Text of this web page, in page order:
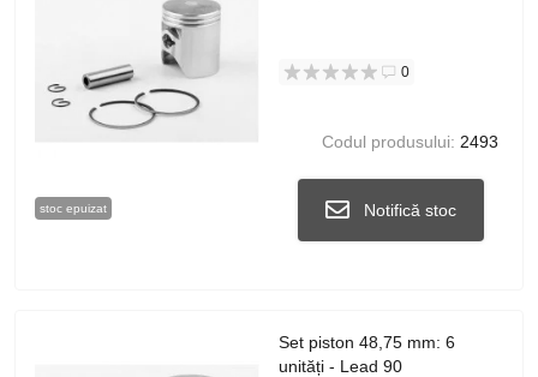
stoc epuizat
0
Codul produsului: 2493
Notifică stoc
Set piston 48,75 mm: 6
unități - Lead 90